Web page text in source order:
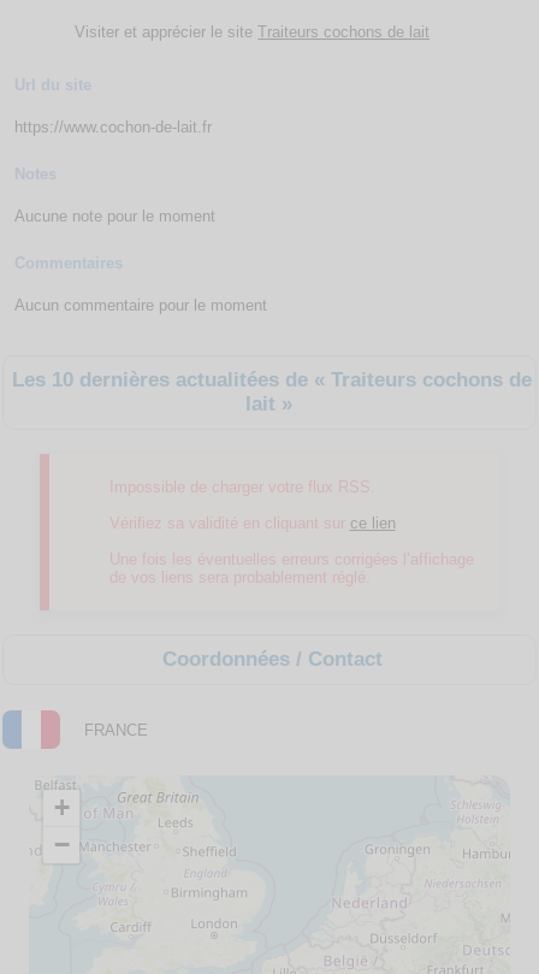
Visiter et apprécier le siteTraiteurs cochons de lait
Url du site
https://www.cochon-de-lait.fr
Notes
Aucune note pour le moment
Commentaires
Aucun commentaire pour le moment
Les 10 dernières actualitées de « Traiteurs cochons de
lait »
Impossible de charger votre flux RSS.
Vérifiez sa validité en cliquant sur ce lien
Une fois les éventuelles erreurs corrigées l’affichage
de vos liens sera probablement réglé.
Coordonnées / Contact
FRANCE
+
−